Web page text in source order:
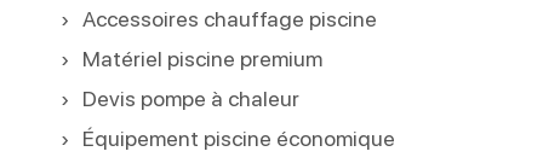
Accessoires chauffage piscine
Matériel piscine premium
Devis pompe à chaleur
Équipement piscine économique